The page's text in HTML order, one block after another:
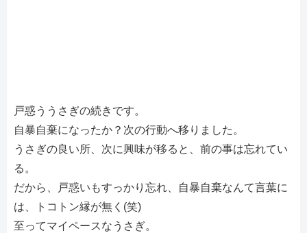
戸惑ううさぎの続きです。
自暴自棄になったか？次の行動へ移りました。
うさぎの良い所、次に興味が移ると、前の事は忘れてい
る。
だから、戸惑いもすっかり忘れ、自暴自棄なんて言葉に
は、トコトン縁が無く(笑)
至ってマイペースなうさぎ。